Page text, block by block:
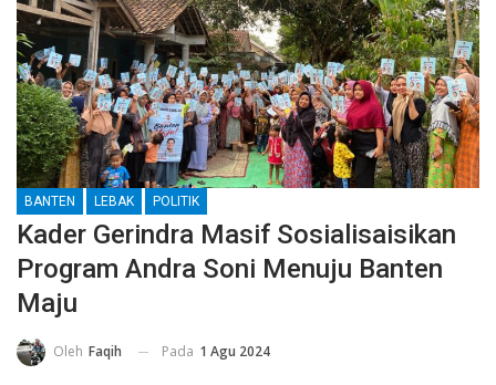
BANTEN LEBAK POLITIK
Kader Gerindra Masif Sosialisaisikan
Program Andra Soni Menuju Banten
Maju
Oleh Faqih Pada 1 Agu 2024